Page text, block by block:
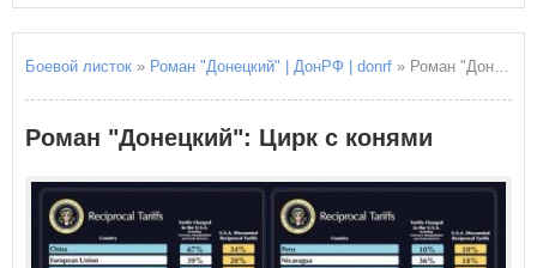
Боевой листок » Роман "Донецкий" | ДонРФ | donrf » Роман "Донецкий": Цирк с конями
Роман "Донецкий": Цирк с конями